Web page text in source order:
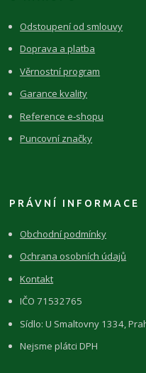
Odstoupení od smlouvy
Doprava a platba
Věrnostní program
Garance kvality
Reference e-shopu
Puncovní značky
PRÁVNÍ INFORMACE
Obchodní podmínky
Ochrana osobních údajů
Kontakt
IČO 71532765
Sídlo: U Smaltovny 1334,
Nejsme plátci DPH